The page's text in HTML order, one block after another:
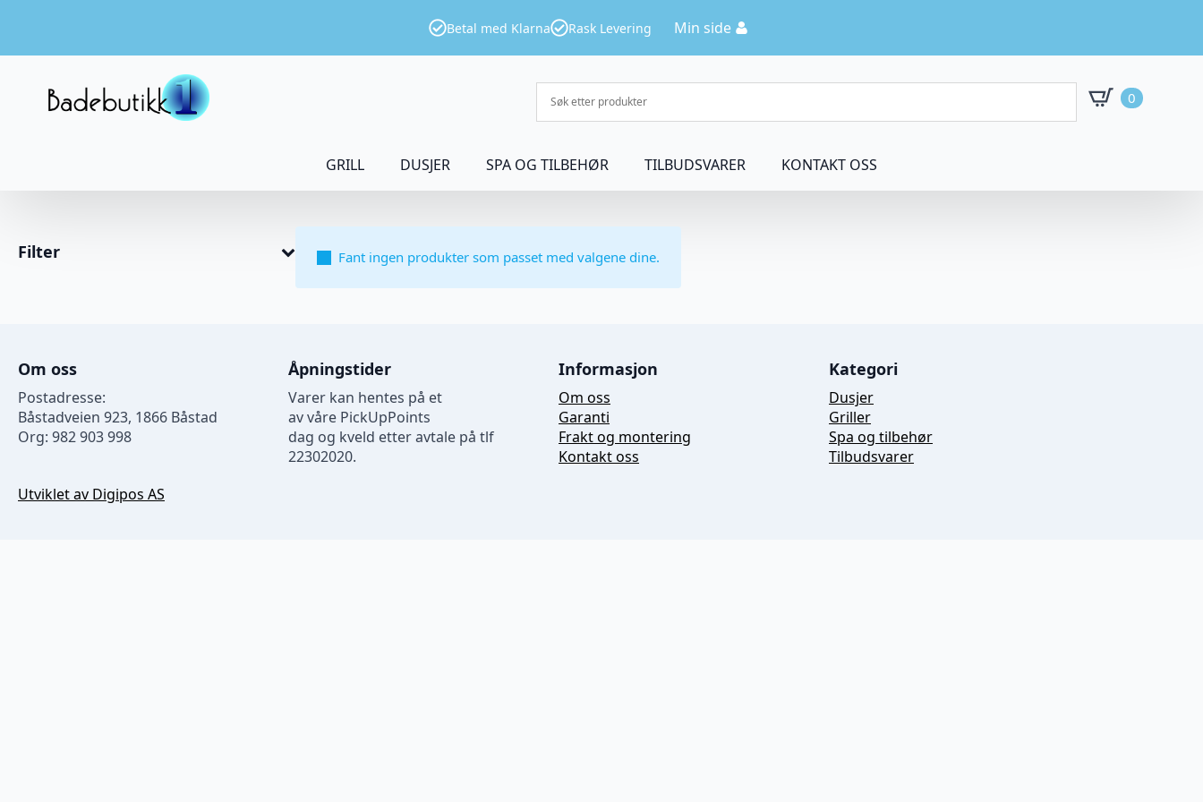
Betal med Klarna Rask Levering Min side
0
GRILL DUSJER SPA OG TILBEHØR TILBUDSVARER KONTAKT OSS
Filter Fant ingen produkter som passet med valgene dine.
Om oss
Postadresse:
Båstadveien 923, 1866 Båstad
Org: 982 903 998
Åpningstider
Varer kan hentes på et
av våre PickUpPoints
dag og kveld etter avtale på tlf
22302020.
Informasjon
Om oss
Garanti
Frakt og montering
Kontakt oss
Kategori
Dusjer
Griller
Spa og tilbehør
Tilbudsvarer
Utviklet av Digipos AS